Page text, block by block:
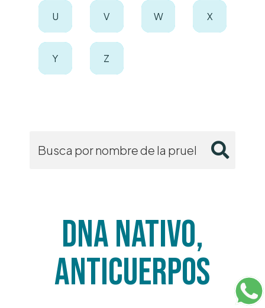
U V W X
Y Z
DNA NATIVO,
ANTICUERPOS